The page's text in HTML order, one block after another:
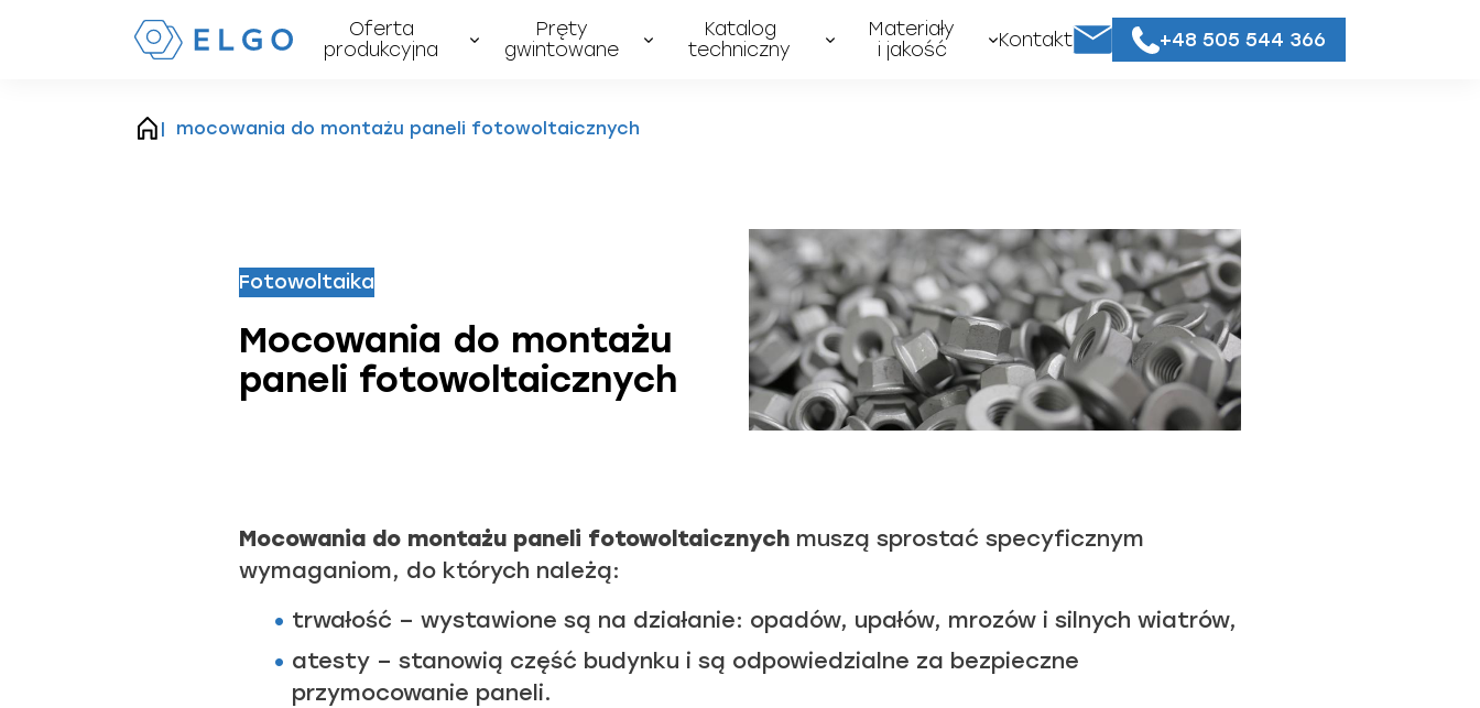
Oferta
produkcyjna
Pręty
gwintowane
Katalog
techniczny
Materiały
i jakość
Kontakt +48 505 544 366
stronamocowania do montażu paneli fotowoltaicznych
Fotowoltaika
Mocowania do montażu
paneli fotowoltaicznych
Mocowania do montażu paneli fotowoltaicznych muszą sprostać specyficznym
wymaganiom, do których należą:
trwałość – wystawione są na działanie: opadów, upałów, mrozów i silnych wiatrów,
atesty – stanowią część budynku i są odpowiedzialne za bezpieczne
przymocowanie paneli.